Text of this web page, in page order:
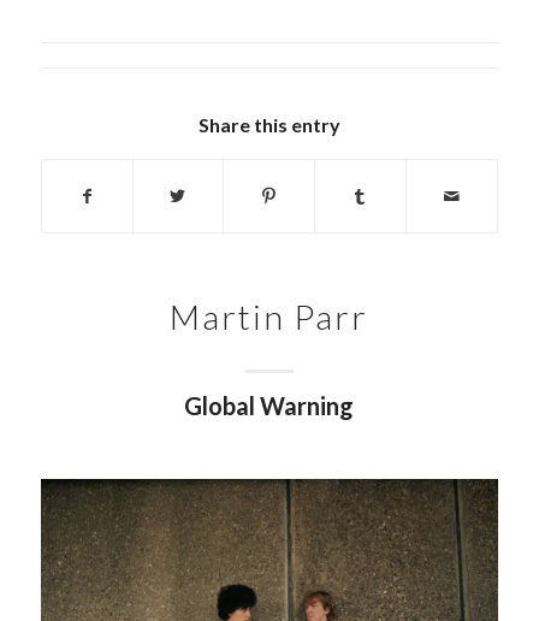
Share this entry
Martin Parr
Global Warning